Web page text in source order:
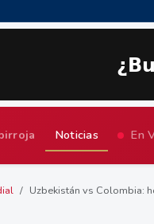
Noticias En
Uzbekistán vs Colombia: